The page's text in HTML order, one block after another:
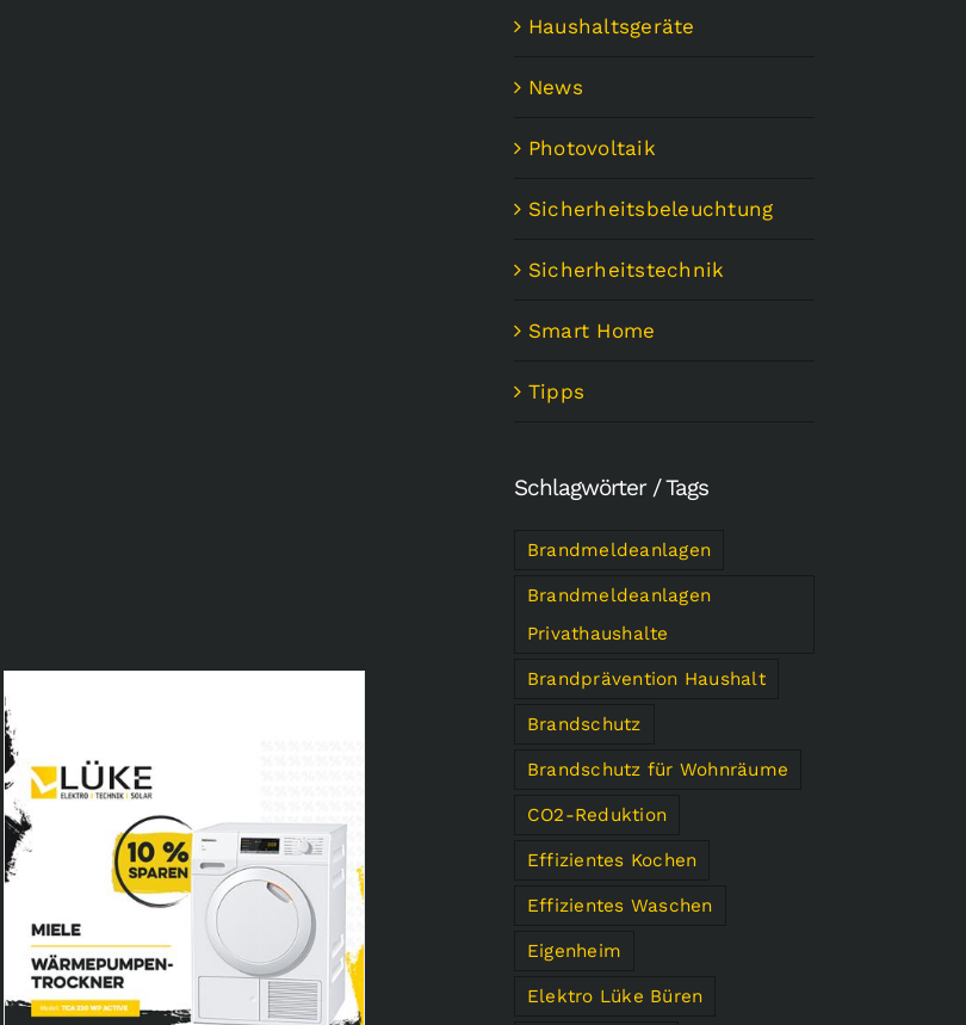
Miele Wärmepumpentrockner
Haushaltsgeräte
News
Photovoltaik
Sicherheitsbeleuchtung
Sicherheitstechnik
Smart Home
Tipps
Schlagwörter / Tags
Brandmeldeanlagen
Brandmeldeanlagen
Privathaushalte
Brandprävention Haushalt
Brandschutz
Brandschutz für Wohnräume
CO2-Reduktion
Effizientes Kochen
Effizientes Waschen
Eigenheim
Elektro Lüke Büren